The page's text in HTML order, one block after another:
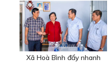
Xã Hoà Bình đẩy nhanh